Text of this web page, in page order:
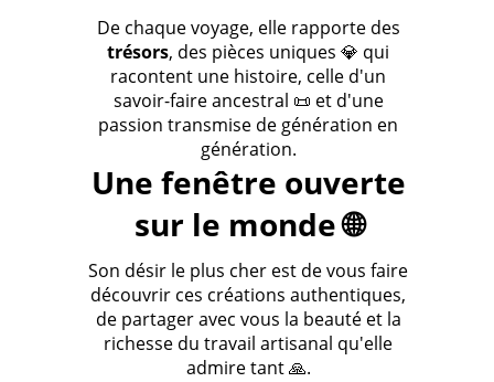
De chaque voyage, elle rapporte des
trésors, des pièces uniques 💎 qui
racontent une histoire, celle d'un
savoir-faire ancestral 📜 et d'une
passion transmise de génération en
génération.
Une fenêtre ouverte
sur le monde 🌐
Son désir le plus cher est de vous faire
découvrir ces créations authentiques,
de partager avec vous la beauté et la
richesse du travail artisanal qu'elle
admire tant 🙏.